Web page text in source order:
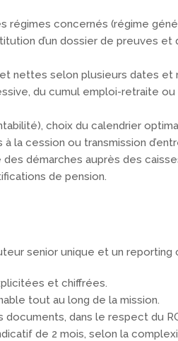
concernés (régime
d’un dossier de preuves et
nettes selon plusieurs dates et
du cumul emploi-retraite ou
choix du calendrier
la cession ou transmission
démarches auprès des
de pension.
senior unique et un reporting
et chiffrées.
tout au long de la mission.
dans le respect du
de 2 mois, selon la